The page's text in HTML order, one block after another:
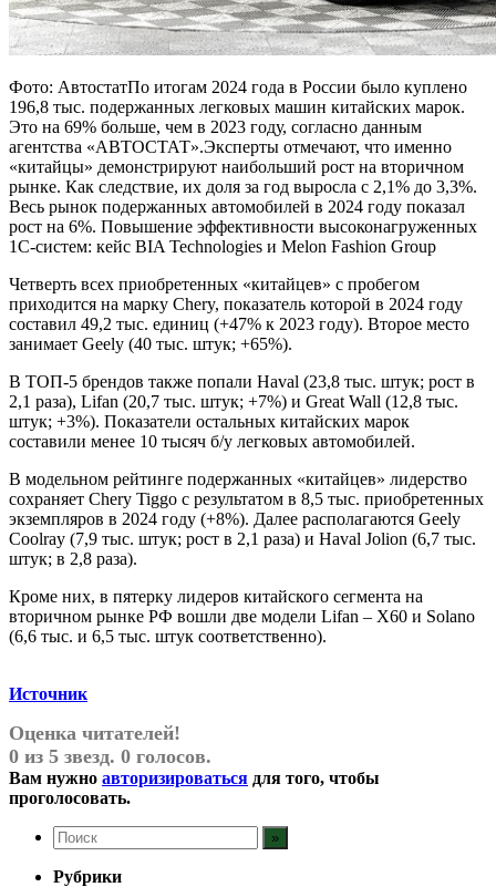
Фото: АвтостатПо итогам 2024 года в России было куплено
196,8 тыс. подержанных легковых машин китайских марок.
Это на 69% больше, чем в 2023 году, согласно данным
агентства «АВТОСТАТ».Эксперты отмечают, что именно
«китайцы» демонстрируют наибольший рост на вторичном
рынке. Как следствие, их доля за год выросла с 2,1% до 3,3%.
Весь рынок подержанных автомобилей в 2024 году показал
рост на 6%. Повышение эффективности высоконагруженных
1С-систем: кейс BIA Technologies и Melon Fashion Group
Четверть всех приобретенных «китайцев» с пробегом
приходится на марку Chery, показатель которой в 2024 году
составил 49,2 тыс. единиц (+47% к 2023 году). Второе место
занимает Geely (40 тыс. штук; +65%).
В ТОП-5 брендов также попали Haval (23,8 тыс. штук; рост в
2,1 раза), Lifan (20,7 тыс. штук; +7%) и Great Wall (12,8 тыс.
штук; +3%). Показатели остальных китайских марок
составили менее 10 тысяч б/у легковых автомобилей.
В модельном рейтинге подержанных «китайцев» лидерство
сохраняет Chery Tiggo с результатом в 8,5 тыс. приобретенных
экземпляров в 2024 году (+8%). Далее располагаются Geely
Coolray (7,9 тыс. штук; рост в 2,1 раза) и Haval Jolion (6,7 тыс.
штук; в 2,8 раза).
Кроме них, в пятерку лидеров китайского сегмента на
вторичном рынке РФ вошли две модели Lifan – X60 и Solano
(6,6 тыс. и 6,5 тыс. штук соответственно).
Источник
Оценка читателей!
0 из 5 звезд. 0 голосов.
Вам нужно авторизироваться для того, чтобы
проголосовать.
Рубрики